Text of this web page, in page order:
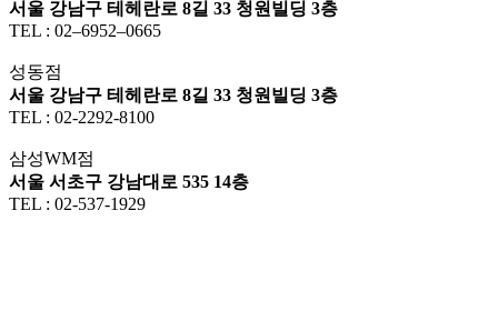
서울 강남구 테헤란로 8길 33 청원빌딩 3층
TEL : 02–6952–0665
성동점
서울 강남구 테헤란로 8길 33 청원빌딩 3층
TEL : 02-2292-8100
삼성WM점
서울 서초구 강남대로 535 14층
TEL : 02-537-1929